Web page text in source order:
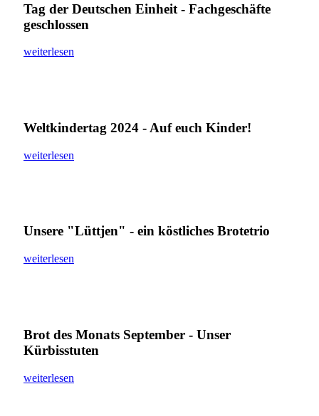
Tag der Deutschen Einheit - Fachgeschäfte
geschlossen
weiterlesen
Weltkindertag 2024 - Auf euch Kinder!
weiterlesen
Unsere "Lüttjen" - ein köstliches Brotetrio
weiterlesen
Brot des Monats September - Unser
Kürbisstuten
weiterlesen